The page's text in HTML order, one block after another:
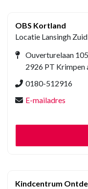
OBS Kortland
Locatie Lansingh Zuid
Ouverturelaan 105
2926 PT Krimpen
0180-512916
E-mailadres
Kindcentrum